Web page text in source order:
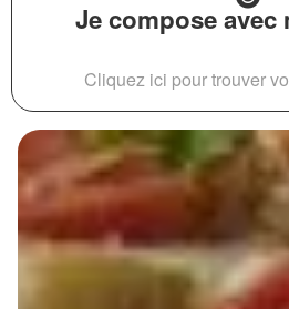
Je compose avec
Cliquez ici pour trouver